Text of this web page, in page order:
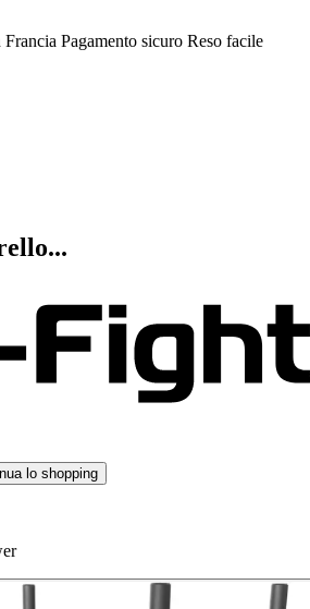
Francia Pagamento sicuro Reso facile
lo shopping